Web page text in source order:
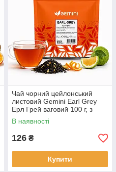
Чай чорний цейлонський
листовий Gemini Earl Grey
Ерл Грей ваговий 100 г, з
бергамотом та апельсином
В наявності
126 ₴
Купити